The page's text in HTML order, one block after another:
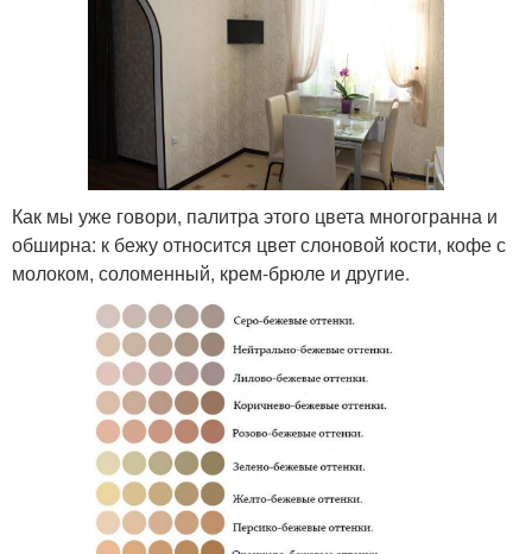
Как мы уже говори, палитра этого цвета многогранна и
обширна: к бежу относится цвет слоновой кости, кофе с
молоком, соломенный, крем-брюле и другие.